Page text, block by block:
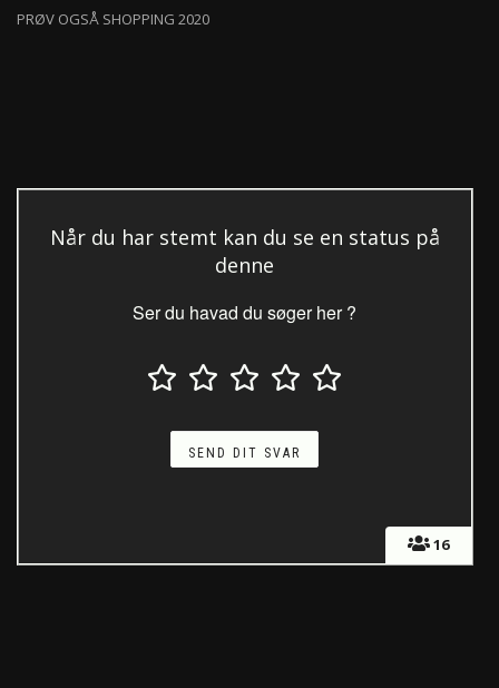
PRØV OGSÅ SHOPPING 2020
16
Når du har stemt kan du se en status på
denne
Ser du havad du søger her ?